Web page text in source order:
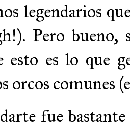
legendarios
Pero
esto es lo que
orcos comunes
fue